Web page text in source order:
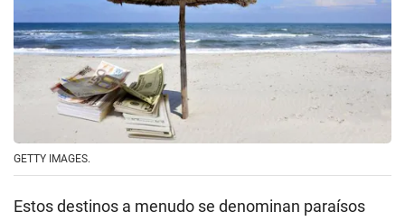
GETTY IMAGES.
Estos destinos a menudo se denominan paraísos